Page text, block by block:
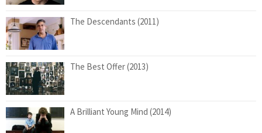
The Descendants (2011)
The Best Offer (2013)
A Brilliant Young Mind (2014)